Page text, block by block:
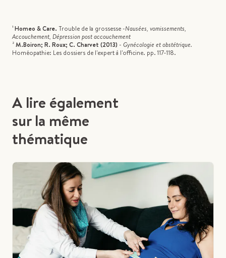
¹Homeo & Care. Trouble de la grossesse -Nausées, vomissements,
Accouchement, Dépression post accouchement
²M.Boiron; R. Roux; C. Charvet (2013) - Gynécologie et obstétrique.
Homéopathie: Les dossiers de l'expert à l'officine. pp. 117‑118.
A lire également
sur la même
thématique